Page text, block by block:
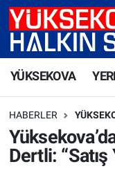
YÜKSEKOVA
HABERLER
Dertli: “Satış
Yüksekova
Yüksekova
Süper Lig